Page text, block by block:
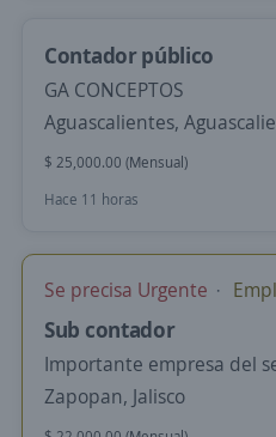
Contador público
GA CONCEPTOS
Aguascalientes,
$ 25,000.00 (Mensual)
Hace 11 horas
Se precisa Urgente
Sub contador
Importante empresa del
Zapopan, Jalisco